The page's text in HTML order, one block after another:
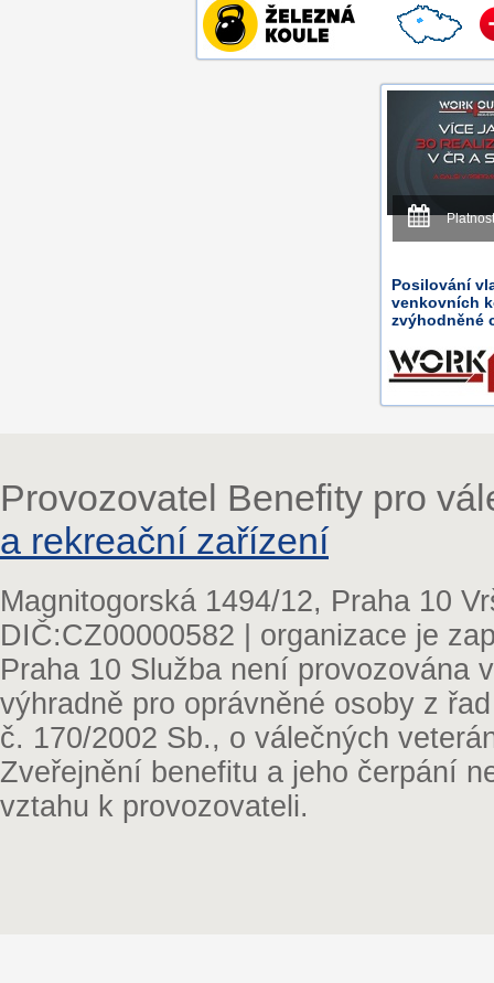
Posilování
venkovních
zvýhodněné
Provozovatel Benefity pro
a rekreační zařízení
Magnitogorská 1494/12, Praha 10
DIČ:CZ00000582 | organizace je
Praha 10 Služba není provozována
výhradně pro oprávněné osoby z
č. 170/2002 Sb., o válečných
Zveřejnění benefitu a jeho čerpání
vztahu k provozovateli.